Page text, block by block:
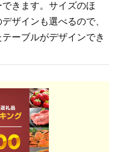
きます。サイズのほ
ザインも選べるので、
ーブルがデザインでき